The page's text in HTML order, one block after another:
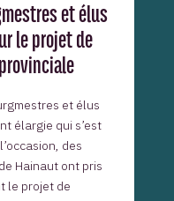
et élus
le projet de
et élus
élargie qui s’est
des
Hainaut ont pris
le projet de